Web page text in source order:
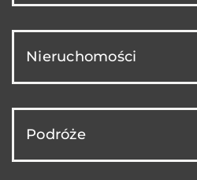
Nieruchomości
Podróże